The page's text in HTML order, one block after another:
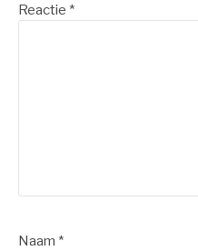
Reactie *
Naam *